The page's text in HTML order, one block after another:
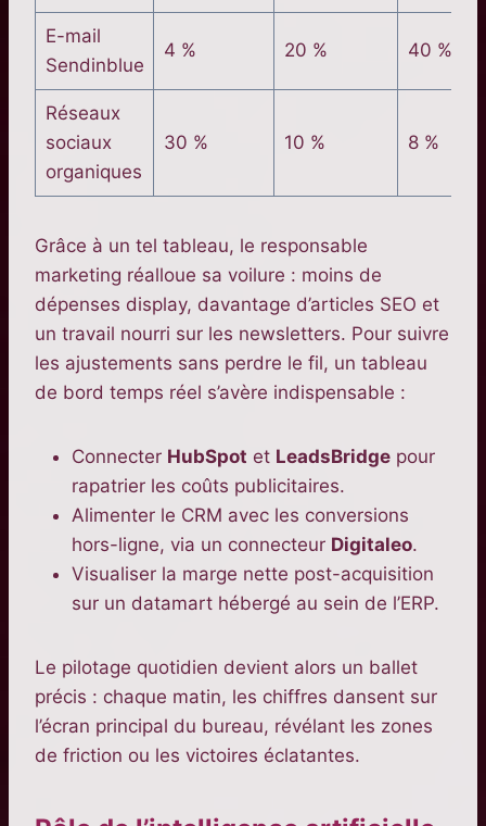
E-mail
Sendinblue
4 % 20 % 40 %
Réseaux
sociaux
organiques
30 % 10 % 8 %
Grâce à un tel tableau, le responsable
marketing réalloue sa voilure : moins de
dépenses display, davantage d’articles SEO et
un travail nourri sur les newsletters. Pour suivre
les ajustements sans perdre le fil, un tableau
de bord temps réel s’avère indispensable :
Connecter HubSpot et LeadsBridge pour
rapatrier les coûts publicitaires.
Alimenter le CRM avec les conversions
hors-ligne, via un connecteur Digitaleo.
Visualiser la marge nette post-acquisition
sur un datamart hébergé au sein de l’ERP.
Le pilotage quotidien devient alors un ballet
précis : chaque matin, les chiffres dansent sur
l’écran principal du bureau, révélant les zones
de friction ou les victoires éclatantes.